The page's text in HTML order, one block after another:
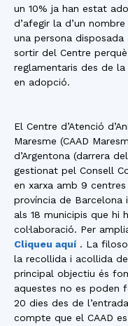
un 10% ja han estat
d’afegir la d’un
una persona
sortir del Centre
reglamentaris des de
en adopció.
El Centre d’Atenció
Maresme (CAAD
d’Argentona (darrera
gestionat pel Consell
en xarxa amb 9
província de Barcelona
als 18 municipis que hi
col·laboració. Per
Cliqueu aquí . La
la recollida i acollida
principal objectiu és
aquestes no es poden
20 dies des de
compte que el CAAD